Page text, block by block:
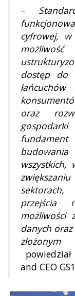
–
cyfrowej,
dostęp do
oraz
fundament
wszystkich,
przejścia
możliwości
danych
and CEO